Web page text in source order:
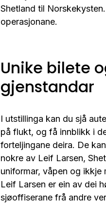
Shetland til
operasjonane.
Unike bilete
gjenstandar
I utstillinga kan du sjå
på flukt, og få innblikk i
forteljingane deira. De
nokre av Leif Larsen,
uniformar, våpen og ikkje
Leif Larsen er ein av dei
sjøoffiserane frå andre